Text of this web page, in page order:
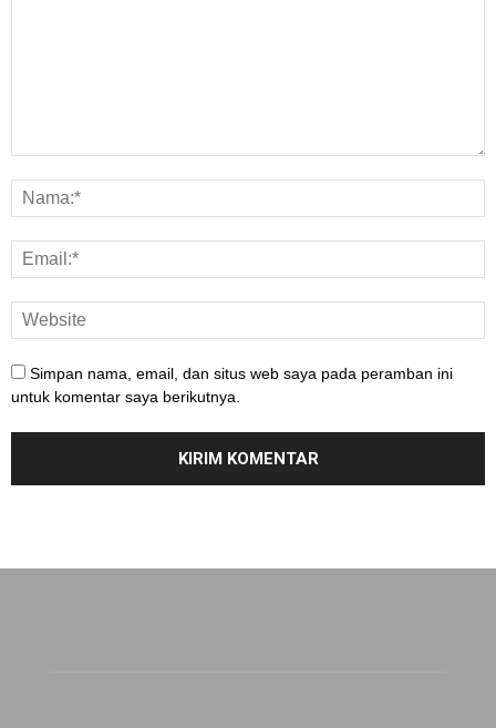
Simpan nama, email, dan situs web saya pada peramban ini
untuk komentar saya berikutnya.